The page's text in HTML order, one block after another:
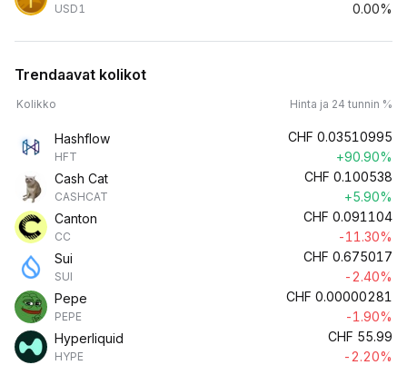
USD1
0.00%
Trendaavat kolikot
Kolikko Hinta ja 24 tunnin %
Hashflow
HFT
CHF 0.03510995
+90.90%
Cash Cat
CASHCAT
CHF 0.100538
+5.90%
Canton
CC
CHF 0.091104
-11.30%
Sui
SUI
CHF 0.675017
-2.40%
Pepe
PEPE
CHF 0.00000281
-1.90%
Hyperliquid
HYPE
CHF 55.99
-2.20%